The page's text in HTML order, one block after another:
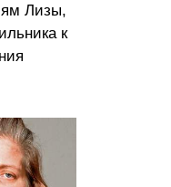
Лизы,
к